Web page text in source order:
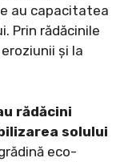
au capacitatea
Prin rădăcinile
și la
rădăcini
solului
eco-